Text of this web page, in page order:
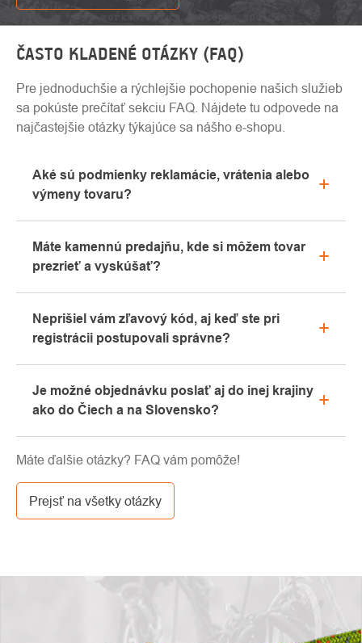
ČASTO KLADENÉ OTÁZKY (FAQ)
Pre jednoduchšie a rýchlejšie pochopenie našich služieb
sa pokúste prečítať sekciu FAQ. Nájdete tu odpovede na
najčastejšie otázky týkajúce sa nášho e-shopu.
Aké sú podmienky reklamácie, vrátenia alebo
výmeny tovaru?
"Všetko o nákupe" alebo nás kontaktujte e-mailom
alebo telefonicky.
Máte kamennú predajňu, kde si môžem tovar
prezrieť a vyskúšať?
Kolíne. Radi vám tu poradíme s výberom vhodného
vybavenia, ktoré si môžete vyskúšať priamo v
našom showroome.
Neprišiel vám zľavový kód, aj keď ste pri
registrácii postupovali správne?
záložku „hromadné“ alebo „SPAM“, veľmi často tu e-
mail s kódom končí. Ak ste aj napriek tomu svoj
zľavový kód nenašli, kontaktujte nás na
info@pavouci.cz.
Je možné objednávku poslať aj do inej krajiny
ako do Čiech a na Slovensko?
cez GLS. Cena tejto dopravy je podľa kalkulácie od
dopravcu.
Máte ďalšie otázky? FAQ vám pomôže!
Prejsť na všetky otázky